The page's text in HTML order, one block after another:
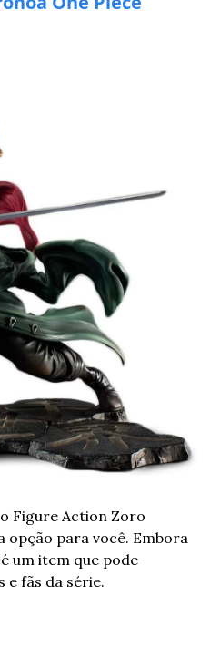
o Figure Action Zoro
opção para você. Embora
um item que pode
e fãs da série.